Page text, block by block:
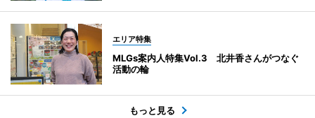
エリア特集
MLGs案内人特集Vol.3 北井香さんがつなぐ
活動の輪
もっと見る